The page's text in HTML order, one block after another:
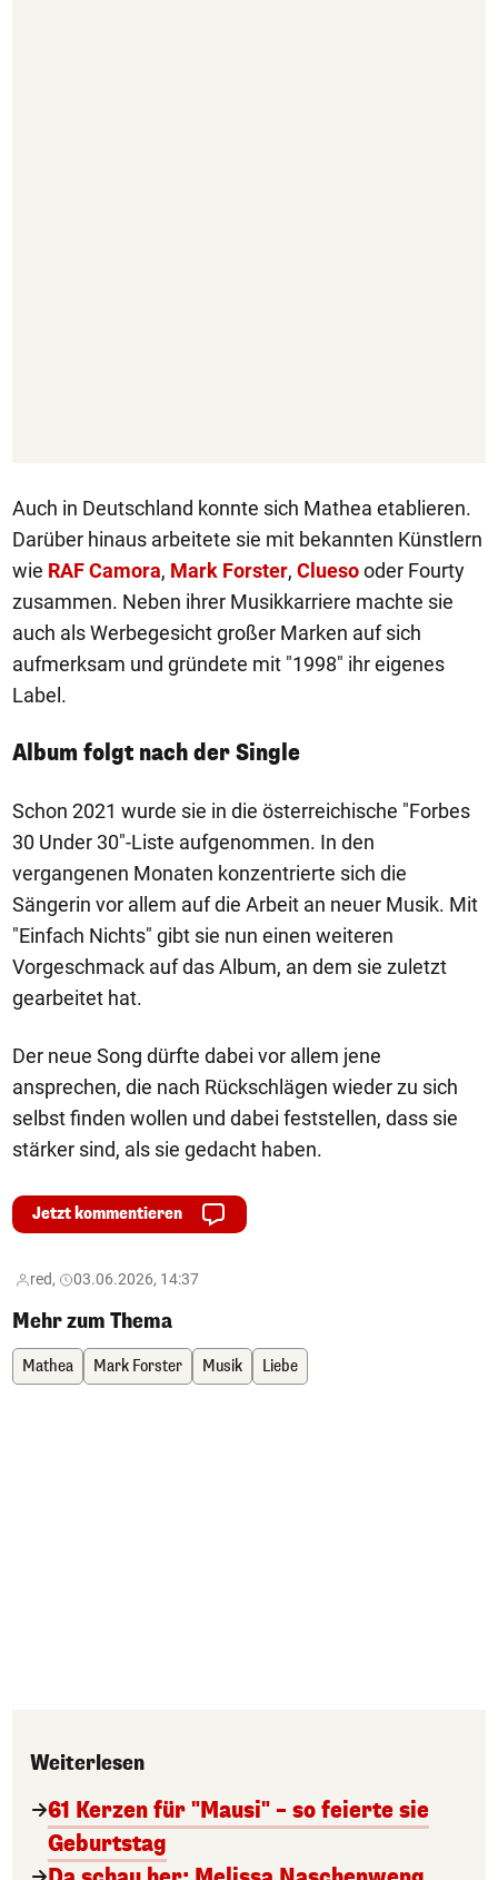
Auch in Deutschland konnte sich Mathea etablieren.
Darüber hinaus arbeitete sie mit bekannten Künstlern
wie RAF Camora, Mark Forster, Cluesooder Fourty
zusammen. Neben ihrer Musikkarriere machte sie
auch als Werbegesicht großer Marken auf sich
aufmerksam und gründete mit "1998" ihr eigenes
Label.
Album folgt nach der Single
Schon 2021 wurde sie in die österreichische "Forbes
30 Under 30"-Liste aufgenommen. In den
vergangenen Monaten konzentrierte sich die
Sängerin vor allem auf die Arbeit an neuer Musik. Mit
"Einfach Nichts" gibt sie nun einen weiteren
Vorgeschmack auf das Album, an dem sie zuletzt
gearbeitet hat.
Der neue Song dürfte dabei vor allem jene
ansprechen, die nach Rückschlägen wieder zu sich
selbst finden wollen und dabei feststellen, dass sie
stärker sind, als sie gedacht haben.
Jetzt kommentieren
red, 03.06.2026, 14:37
Mehr zum Thema
Mathea Mark Forster Musik Liebe
Weiterlesen
61 Kerzen für "Mausi" – so feierte sie
Geburtstag